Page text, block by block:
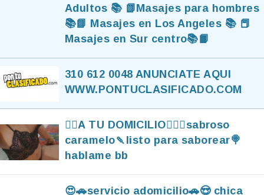
Adultos 📚 📗Masajes para hombres
📚📘 Masajes en Los Angeles 📚 📕
Masajes en Sur centro📚📙
310 612 0048 ANUNCIATE AQUI
WWW.PONTUCLASIFICADO.COM
❤️‍🔥A TU DOMICILIO❤️‍🔥🍡sabroso
caramelo🍡listo para saborear🍭
hablame bb
😍🚗servicio adomicilio🚗😍 chica